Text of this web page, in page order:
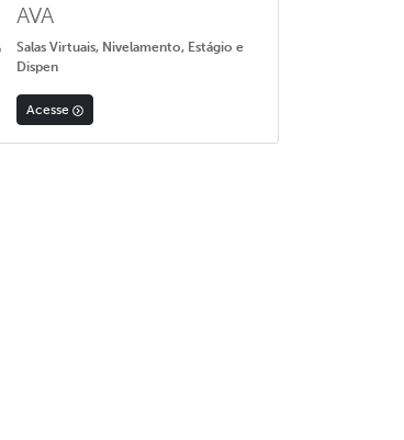
AVA
Salas Virtuais, Nivelamento, Estágio e
Dispen
Acesse